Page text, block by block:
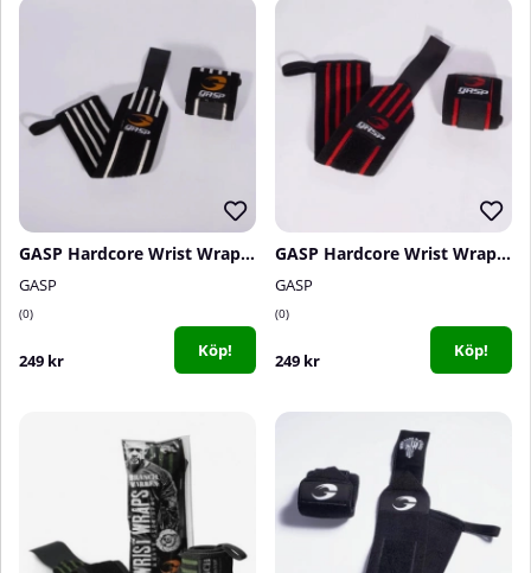
GASP Hardcore Wrist Wraps, black/white
GASP
0
249 kr Köp!
GASP Hardcore Wrist Wraps, black/red
GASP
0
249 kr Köp!